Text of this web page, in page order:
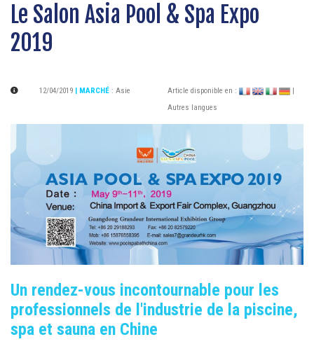
Le Salon Asia Pool & Spa Expo
2019
12/04/2019 | MARCHÉ : Asie Article disponible en :
Autres langues
Un rendez-vous incontournable pour les
professionnels de l'industrie de la piscine,
spa et sauna en Chine